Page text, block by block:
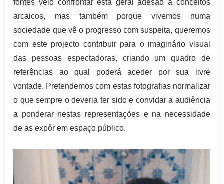
fontes veio confrontar esta geral adesão a conceitos
arcaicos, mas também porque vivemos numa
sociedade que vê o progresso com suspeita, queremos
com este projecto contribuir para o imaginário visual
das pessoas espectadoras, criando um quadro de
referências ao qual poderá aceder por sua livre
vontade. Pretendemos com estas fotografias normalizar
o que sempre o deveria ter sido e convidar a audiência
a ponderar nestas representações e na necessidade
de as expôr em espaço público.